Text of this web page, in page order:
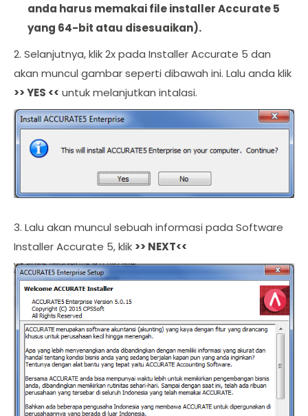
anda harus memakai file installer Accurate 5
yang 64-bit atau disesuaikan).
2. Selanjutnya, klik 2x pada Installer Accurate 5 dan
akan muncul gambar seperti dibawah ini. Lalu anda klik
>> YES << untuk melanjutkan intalasi.
3. Lalu akan muncul sebuah informasi pada Software
Installer Accurate 5, klik >> NEXT<<